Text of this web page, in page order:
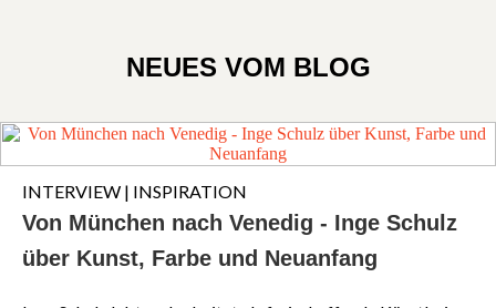
NEUES VOM BLOG
INTERVIEW | INSPIRATION
Von München nach Venedig - Inge Schulz
über Kunst, Farbe und Neuanfang